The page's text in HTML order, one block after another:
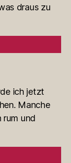
draus zu
ich jetzt
Manche
rum und